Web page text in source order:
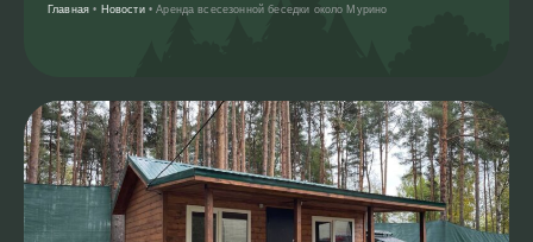
Главная • Новости•Аренда всесезонной беседки около Мурино